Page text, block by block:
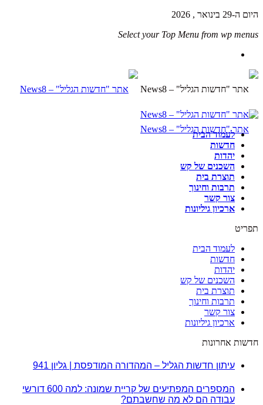
היום ה-29 בינואר , 2026
Select your Top Menu from wp menus
לעמוד הבית
חדשות
יהדות
השכנים של קש
תוצרת בית
תרבות וחינוך
צור קשר
ארכיון גיליונות
תפריט
לעמוד הבית
חדשות
יהדות
השכנים של קש
תוצרת בית
תרבות וחינוך
צור קשר
ארכיון גיליונות
חדשות אחרונות
עיתון חדשות הגליל – המהדורה המודפסת | גליון 941
המספרים המפתיעים של קריית שמונה: למה 600 דורשי
עבודה הם לא מה שחשבתם?